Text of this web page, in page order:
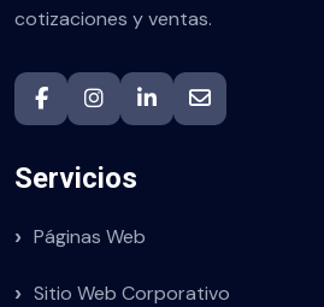
cotizaciones y ventas.
Servicios
Páginas Web
Sitio Web Corporativo